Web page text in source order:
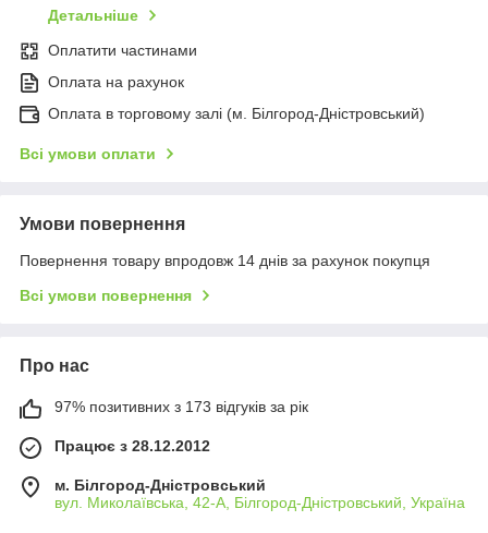
Детальніше
Оплатити частинами
Оплата на рахунок
Оплата в торговому залі (м. Білгород-Дністровський)
Всі умови оплати
Умови повернення
Повернення товару впродовж 14 днів за рахунок покупця
Всі умови повернення
Про нас
97% позитивних з 173 відгуків за рік
Працює з 28.12.2012
м. Білгород-Дністровський
вул. Миколаївська, 42-А, Білгород-Дністровський, Україна